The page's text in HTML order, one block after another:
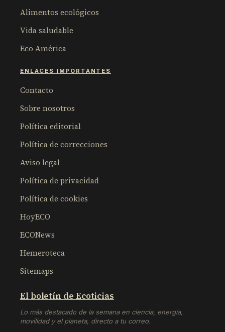
Alimentos ecológicos
Vida saludable
Eco América
ENLACES IMPORTANTES
Contacto
Sobre nosotros
Política editorial
Política de correcciones
Aviso legal
Política de privacidad
Política de cookies
HoyECO
ECONews
Hemeroteca
Sitemaps
El boletín de Ecoticias
Lo más destacado de la semana en ciencia, energía,
movilidad y el planeta, directo a tu correo.